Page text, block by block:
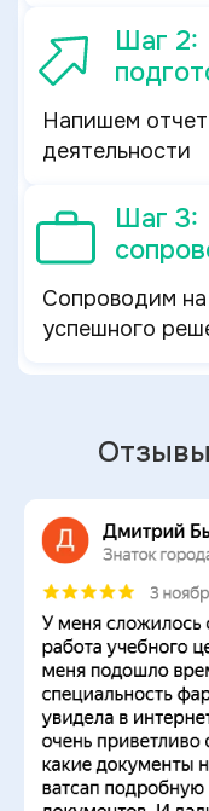
Шаг 2:
Напишем
деятельности
Шаг 3:
Сопроводим
успешного